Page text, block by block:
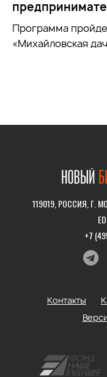
Программа
«Михайловская
119019, РОССИЯ, Г.
+7
Контакты